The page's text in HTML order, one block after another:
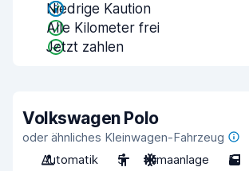
Niedrige Kaution
Alle Kilometer frei
Jetzt zahlen
Volkswagen Polo
oder ähnliches Kleinwagen-Fahrzeug
Automatik
5 Klimaanlage 5